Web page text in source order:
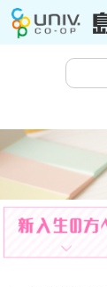
このページの本文へ
サ
索